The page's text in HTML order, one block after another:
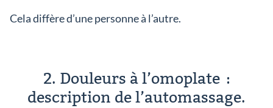
Cela diffère d’une personne à l’autre.
2. Douleurs à l’omoplate :
description de l’automassage.